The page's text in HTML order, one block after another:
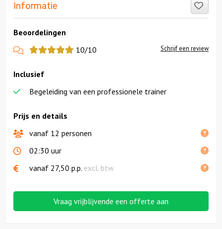
Informatie
Beoordelingen
View
reviews
10/10 Schrijf een review
Prijs en details
vanaf 12 personen
02:30 uur
vanaf 27,50 p.p. excl. btw
Inclusief
Begeleiding van een professionele trainer
Vraag vrijblijvende een offerte aan